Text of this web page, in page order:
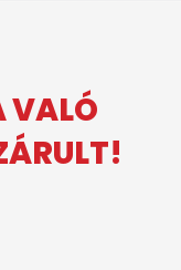
VALÓ